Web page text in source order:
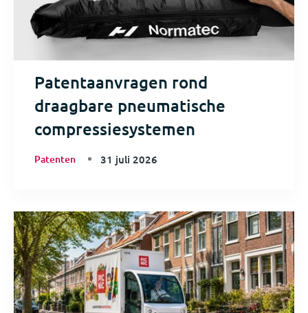
Patentaanvragen rond
draagbare pneumatische
compressiesystemen
Patenten 31 juli 2026